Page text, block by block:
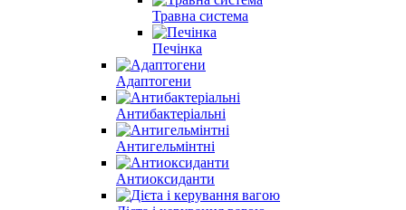
Травна система
Печінка
Адаптогени
Антибактеріальні
Антигельмінтні
Антиоксиданти